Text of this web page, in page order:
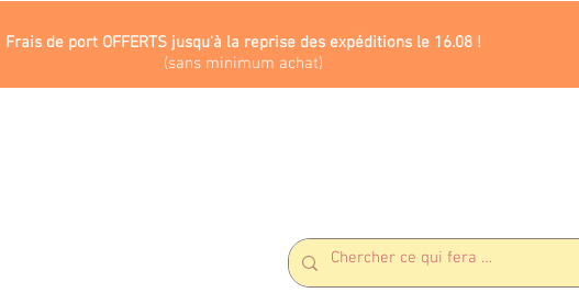
Frais de port OFFERTS jusqu'à la reprise des expéditions le 16.08 !
(sans minimum achat)